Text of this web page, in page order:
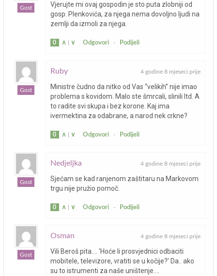
Gost
Vjerujte mi ovaj gospodin je sto puta zlobniji od
gosp. Plenkovića, za njega nema dovoljno ljudi na
zemlji da izmoli za njega.
0 ∧ ∨ Odgovori- Podijeli
Gost
Ruby 4 godine 8 mjeseci prije
Ministre čudno da nitko od Vas “velikih” nije imao
problema s kovidom. Malo ste šmrcali, slinili Itd. A
to radite svi skupa i bez korone. Kaj ima
ivermektina za odabrane, a narod nek crkne?
0 ∧ ∨ Odgovori- Podijeli
Gost
Nedjeljka 4 godine 8 mjeseci prije
Sjećam se kad ranjenom zaštitaru na Markovom
trgu nije pružio pomoč.
0 ∧ ∨ Odgovori- Podijeli
Gost
Osman 4 godine 8 mjeseci prije
Vili Beroš pita…. ‘Hoće li prosvjednici odbaciti
mobitele, televizore, vratiti se u kočije?’ Da.. ako
su to istrumenti za naše uništenje….